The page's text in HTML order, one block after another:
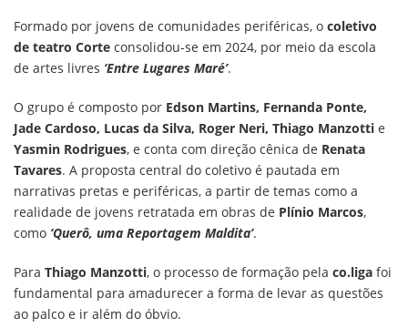
Formado por jovens de comunidades periféricas, o coletivo
de teatro Corte consolidou-se em 2024, por meio da escola
de artes livres ‘Entre Lugares Maré’.
O grupo é composto por Edson Martins, Fernanda Ponte,
Jade Cardoso, Lucas da Silva, Roger Neri, Thiago Manzotti e
Yasmin Rodrigues, e conta com direção cênica de Renata
Tavares. A proposta central do coletivo é pautada em
narrativas pretas e periféricas, a partir de temas como a
realidade de jovens retratada em obras de Plínio Marcos,
como ‘Querô, uma Reportagem Maldita’.
Para Thiago Manzotti, o processo de formação pela co.liga foi
fundamental para amadurecer a forma de levar as questões
ao palco e ir além do óbvio.